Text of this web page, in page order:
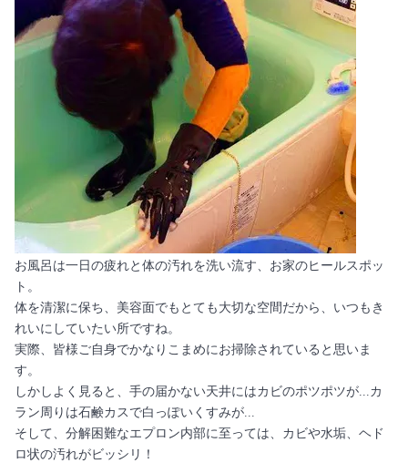
お風呂は一日の疲れと体の汚れを洗い流す、お家のヒールスポッ
ト。
体を清潔に保ち、美容面でもとても大切な空間だから、いつもき
れいにしていたい所ですね。
実際、皆様ご自身でかなりこまめにお掃除されていると思いま
す。
しかしよく見ると、手の届かない天井にはカビのポツポツが...カ
ラン周りは石鹸カスで白っぽいくすみが...
そして、分解困難なエプロン内部に至っては、カビや水垢、ヘド
ロ状の汚れがビッシリ！